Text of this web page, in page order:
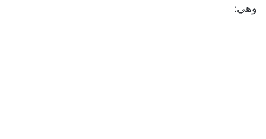
وهي: